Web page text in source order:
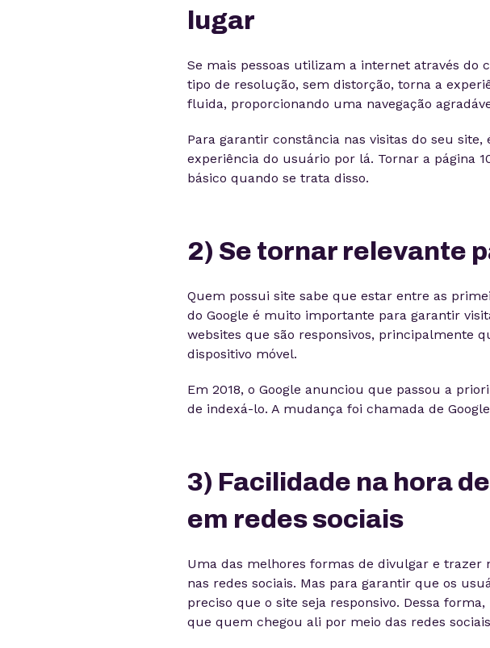
lugar
Se mais pessoas utilizam a internet através do
tipo de resolução, sem distorção, torna a
fluida, proporcionando uma navegação
Para garantir constância nas visitas do seu
experiência do usuário por lá. Tornar a página
básico quando se trata disso.
2) Se tornar relevante
Quem possui site sabe que estar entre as
do Google é muito importante para garantir
websites que são responsivos, principalmente
dispositivo móvel.
Em 2018, o Google anunciou que passou a
de indexá-lo. A mudança foi chamada de
3) Facilidade na hora
em redes sociais
Uma das melhores formas de divulgar e trazer
nas redes sociais. Mas para garantir que os
preciso que o site seja responsivo. Dessa
que quem chegou ali por meio das redes